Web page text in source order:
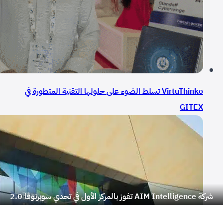
شركة AIM Intelligence تفوز بالمركز الأول في تحدي سوبرنوفا 2.0
VirtuThinko تسلط الضوء على حلولها التقنية المتطورة في
GITEX